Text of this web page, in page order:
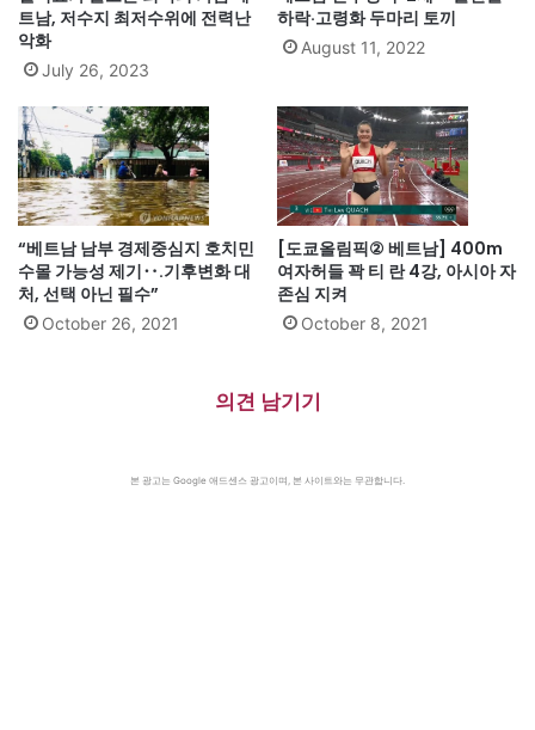
트남, 저수지 최저수위에 전력난
악화
July 26, 2023
하락·고령화 두마리 토끼
August 11, 2022
“베트남 남부 경제중심지 호치민
수몰 가능성 제기‥.기후변화 대
처, 선택 아닌 필수”
October 26, 2021
[도쿄올림픽② 베트남] 400m
여자허들 꽉 티 란 4강, 아시아 자
존심 지켜
October 8, 2021
의견 남기기
본 광고는 Google 애드센스 광고이며, 본 사이트와는 무관합니다.